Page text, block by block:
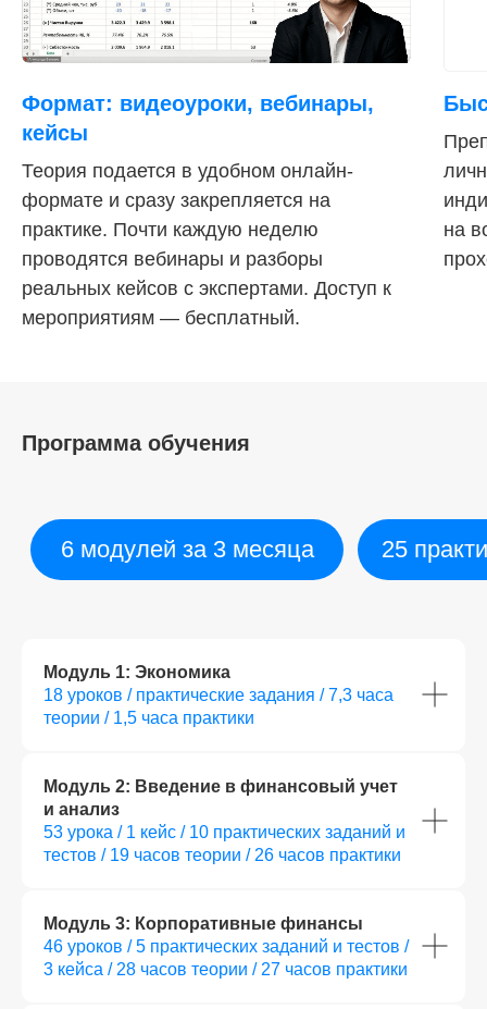
Формат: видеоуроки, вебинары,
кейсы
Теория подается в удобном онлайн-
формате и сразу закрепляется на
практике. Почти каждую неделю
проводятся вебинары и разборы
реальных кейсов с экспертами. Доступ к
мероприятиям — бесплатный.
на
Программа обучения
Модуль 1: Экономика
18 уроков / практические задания / 7,3 часа
теории / 1,5 часа практики
Модуль 2: Введение в финансовый учет
и анализ
53 урока / 1 кейс / 10 практических заданий и
тестов / 19 часов теории / 26 часов практики
Модуль 3: Корпоративные финансы
46 уроков / 5 практических заданий и тестов /
3 кейса / 28 часов теории / 27 часов практики